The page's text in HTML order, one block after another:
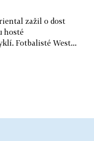
zažil o dost
hosté
Fotbalisté West...